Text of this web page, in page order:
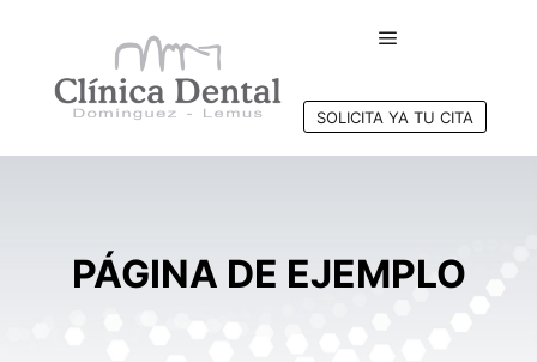
SOLICITA YA TU CITA
PÁGINA DE EJEMPLO